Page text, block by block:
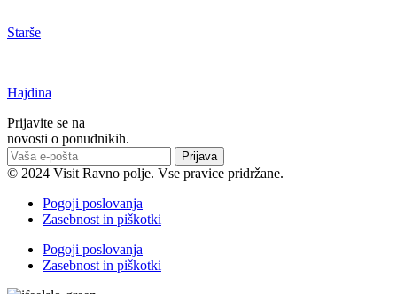
Starše
Hajdina
Prijavite se na
novosti o ponudnikih.
Prijava
© 2024 Visit Ravno polje. Vse pravice pridržane.
Pogoji poslovanja
Zasebnost in piškotki
Pogoji poslovanja
Zasebnost in piškotki